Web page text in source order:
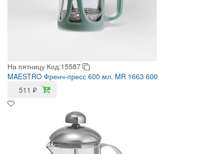
На пятницу Код:15587
MAESTRO Френч-пресс 600 мл. MR 1663 600
511 ₽